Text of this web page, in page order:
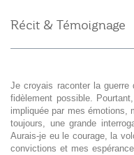
Récit & Témoignage
Je croyais raconter la
fidèlement possible.
impliquée par mes émotions,
toujours, une grande
Aurais-je eu le courage, la
convictions et mes